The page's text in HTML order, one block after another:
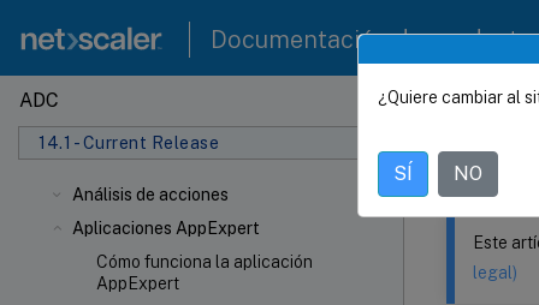
Documentación de
ADC
14.1 - Current Release
Análisis de acciones
Aplicaciones AppExpert
Cómo funciona la aplicación
AppExpert
Este
Este
legal)
¿Quiere cambiar al
SÍ NO